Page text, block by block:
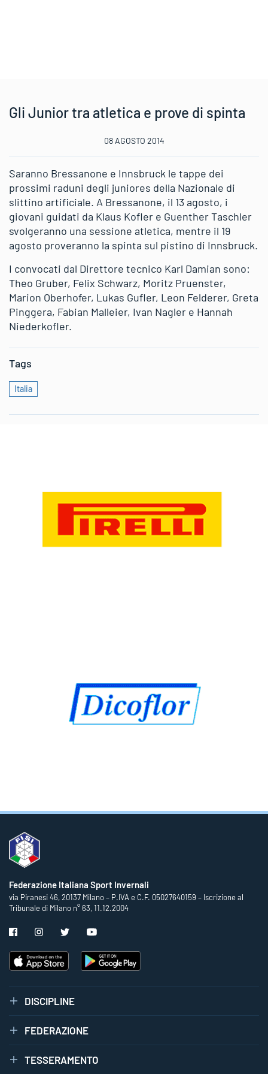
Gli Junior tra atletica e prove di spinta
08 AGOSTO 2014
Saranno Bressanone e Innsbruck le tappe dei
prossimi raduni degli juniores della Nazionale di
slittino artificiale. A Bressanone, il 13 agosto, i
giovani guidati da Klaus Kofler e Guenther Taschler
svolgeranno una sessione atletica, mentre il 19
agosto proveranno la spinta sul pistino di Innsbruck.
I convocati dal Direttore tecnico Karl Damian sono:
Theo Gruber, Felix Schwarz, Moritz Pruenster,
Marion Oberhofer, Lukas Gufler, Leon Felderer, Greta
Pinggera, Fabian Malleier, Ivan Nagler e Hannah
Niederkofler.
Tags
Italia
Federazione Italiana Sport Invernali
via Piranesi 46, 20137 Milano – P.IVA e C.F. 05027640159 – Iscrizione al
Tribunale di Milano n° 63, 11.12.2004
DISCIPLINE
FEDERAZIONE
TESSERAMENTO